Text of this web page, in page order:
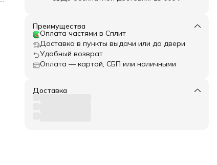
Преимущества
Оплата частями в Сплит
Доставка в пункты выдачи или до двери
Удобный возврат
Оплата — картой, СБП или наличными
Доставка